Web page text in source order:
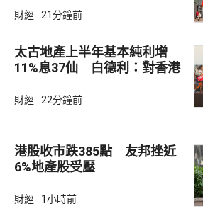
財經 21分鐘前
太古地產上半年基本純利增
11%息37仙 白德利：對香港
財經 22分鐘前
港股收市跌385點 友邦挫近
6%地產股受壓
財經 1小時前